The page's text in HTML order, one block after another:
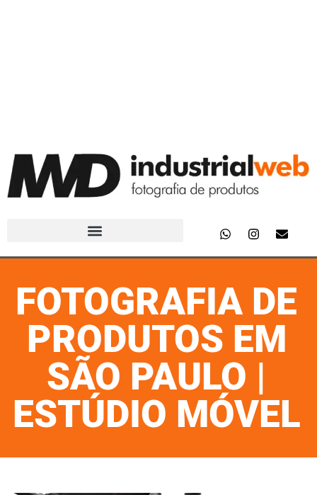
FOTOGRAFIA DE
PRODUTOS EM
SÃO PAULO |
ESTÚDIO MÓVEL